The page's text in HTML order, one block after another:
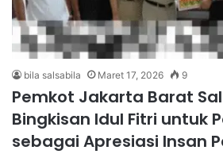
bila salsabila Maret 17, 2026 9
Pemkot Jakarta Barat
Bingkisan Idul Fitri untuk
sebagai Apresiasi Insan